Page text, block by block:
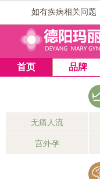
如有疾病相关问题
首页 品牌
无痛人流
宫外孕